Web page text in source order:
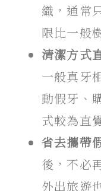
織，通常
限比一般
清潔方式
一般真牙
動假牙、
式較為直
省去攜帶
後，不必
外出旅遊